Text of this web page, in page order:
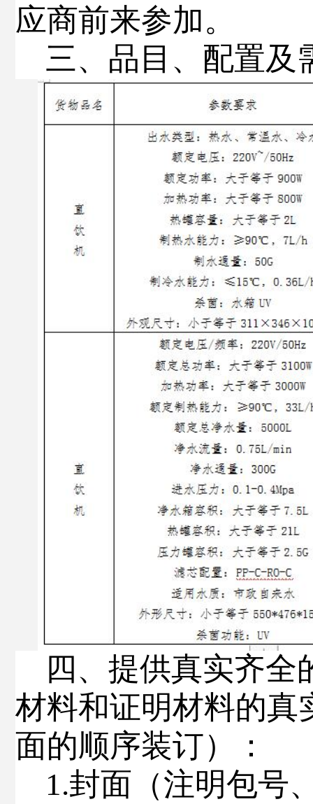
应商前来参加。
三、 品目、配置及
四 、提供真实齐全
材料和证明材料的真
面的顺序装订）：
1.封面（注明包号